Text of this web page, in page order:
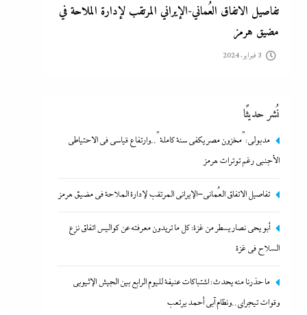
تفاصيل الاتفاق العُماني-الإيراني المرتقب لإدارة الملاحة في
مضيق هرمز
3 فبراير، 2024
أبو يحى نصار يسطر من غزة: كل ما تريدون معرفته عن
كواليس اتفاق نزع السلاح في غزة
نُشر حديثًا
مدبولي:”مخزون مصر يكفي سنة كاملة”..وارتفاع قياسي في الاحتياطي
الأجنبي رغم توترات هرمز
تفاصيل الاتفاق العُماني-الإيراني المرتقب لإدارة الملاحة في مضيق هرمز
أبو يحى نصار يسطر من غزة: كل ما تريدون معرفته عن كواليس اتفاق نزع
السلاح في غزة
ما حذرنا منه يحدث: اشتباكات عنيفة لليوم الرابع بين الجيش الإثيوبي
وقوات تيجراي..ونظام آبي أحمد يرتعب